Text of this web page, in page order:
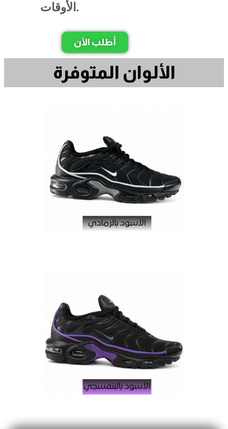
الأوقات.
أطلب الأن
الألوان المتوفرة